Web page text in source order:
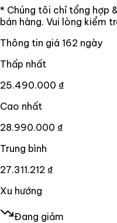
* Chúng tôi chỉ tổng hợp
bán hàng. Vui lòng kiểm
Thông tin giá 162 ngày
Thấp nhất
25.490.000 ₫
Cao nhất
28.990.000 ₫
Trung bình
27.311.212 ₫
Xu hướng
Đang giảm